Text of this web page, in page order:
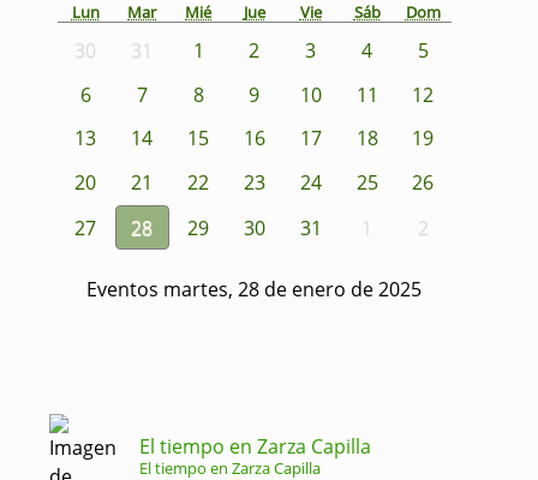
Lun Mar Mié Jue Vie Sáb Dom
30 31 1 2 3 4
5
6
7 8 9 10 11
12
13
14 15 16 17 18
19
20
21 22 23 24 25
26
27
28 29 30 31 1 2
Eventos martes, 28 de enero de 2025
El tiempo en Zarza Capilla
El tiempo en Zarza Capilla